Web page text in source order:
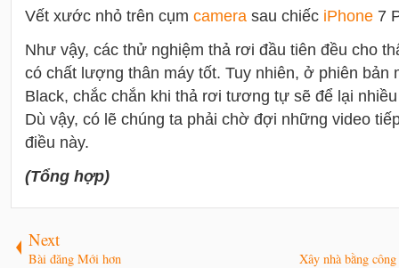
Vết xước nhỏ trên cụm camera sau chiếc iPhone 7
Như vậy, các thử nghiệm thả rơi đầu tiên đều cho
có chất lượng thân máy tốt. Tuy nhiên, ở phiên bản
Black, chắc chắn khi thả rơi tương tự sẽ để lại
Dù vậy, có lẽ chúng ta phải chờ đợi những video
điều này.
(Tổng hợp)
Next
Bài đăng Mới hơn Xây nhà bằng